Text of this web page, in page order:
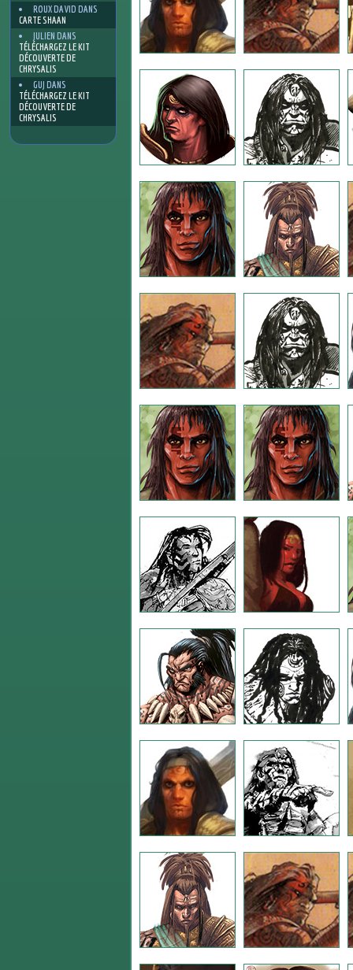
ROUX DAVID DANS
CARTE SHAAN
JULIEN DANS
TÉLÉCHARGEZ LE KIT
DÉCOUVERTE DE
CHRYSALIS
GUJ DANS
TÉLÉCHARGEZ LE KIT
DÉCOUVERTE DE
CHRYSALIS